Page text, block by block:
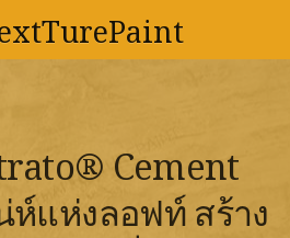
Cement
ห์แห่งลอฟท์ สร้าง